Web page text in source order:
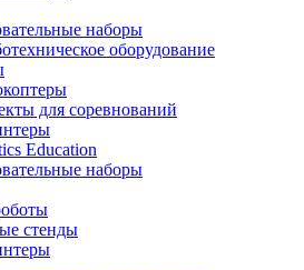
наборы
оборудование
для соревнований
Education
наборы
стенды